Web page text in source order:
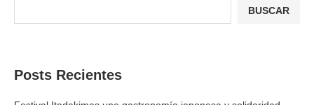
BUSCAR
Posts Recientes